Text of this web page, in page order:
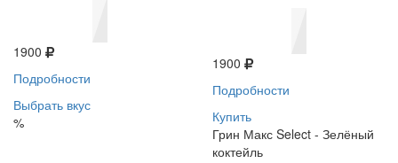
1900
Подробности
Выбрать вкус
%
1900
Подробности
Купить
Грин Макс Select - Зелёный
коктейль